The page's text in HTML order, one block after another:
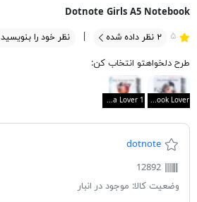
Dotnote Girls A5 Notebook
۵
۲ نظر داده شده نظر خود را بنویسید
طرح دلخواهتو انتخاب کن:
The Book Lover
The Yoga Lover 1
dotnote
12892
وضعیت کالا: موجود در انبار